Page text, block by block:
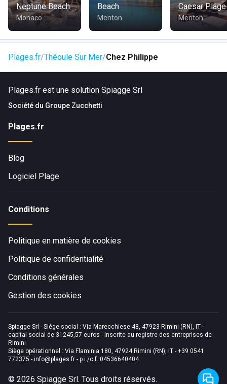
Neptune Beach
Monaco
Beach
Menton
Caesar Plage
Menton
Plages.fr Théoule Sur Mer Chez Philippe
Plages.fr est une solution Spiagge Srl
Société du Groupe Zucchetti
Plages.fr
Blog
Logiciel Plage
Conditions
Politique en matière de cookies
Politique de confidentialité
Conditions générales
Gestion des cookies
Spiagge Srl - Siège social : Via Marecchiese 48, 47923 Rimini (RN), IT -
capital social de 31245,57 euros - Inscrite au registre des entreprises de
Rimini
Siège opérationnel : Via Flaminia 180, 47924 Rimini (RN), IT - +39 0541
772375 - info@plages.fr - p.i./c.f. 04536640404
© 2026 Spiagge Srl. Tous droits réservés.